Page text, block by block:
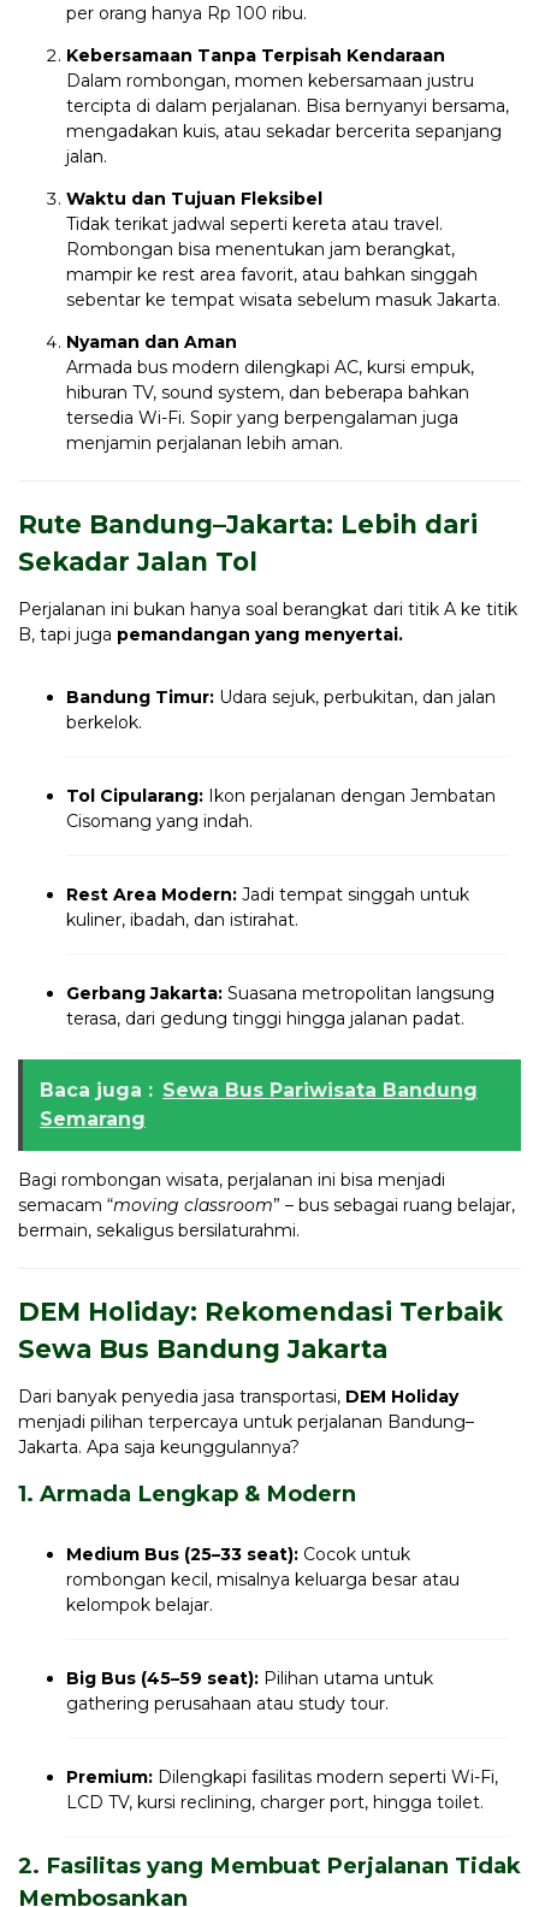
per orang hanya Rp 100 ribu.
Kebersamaan Tanpa Terpisah Kendaraan
Dalam rombongan, momen kebersamaan justru
tercipta di dalam perjalanan. Bisa bernyanyi bersama,
mengadakan kuis, atau sekadar bercerita sepanjang
jalan.
Waktu dan Tujuan Fleksibel
Tidak terikat jadwal seperti kereta atau travel.
Rombongan bisa menentukan jam berangkat,
mampir ke rest area favorit, atau bahkan singgah
sebentar ke tempat wisata sebelum masuk Jakarta.
Nyaman dan Aman
Armada bus modern dilengkapi AC, kursi empuk,
hiburan TV, sound system, dan beberapa bahkan
tersedia Wi-Fi. Sopir yang berpengalaman juga
menjamin perjalanan lebih aman.
Rute Bandung–Jakarta: Lebih dari
Sekadar Jalan Tol
Perjalanan ini bukan hanya soal berangkat dari titik A ke titik
B, tapi juga pemandangan yang menyertai.
Bandung Timur: Udara sejuk, perbukitan, dan jalan
berkelok.
Tol Cipularang: Ikon perjalanan dengan Jembatan
Cisomang yang indah.
Rest Area Modern: Jadi tempat singgah untuk
kuliner, ibadah, dan istirahat.
Gerbang Jakarta: Suasana metropolitan langsung
terasa, dari gedung tinggi hingga jalanan padat.
Baca juga : Sewa Bus Pariwisata Bandung
Semarang
Bagi rombongan wisata, perjalanan ini bisa menjadi
semacam “moving classroom” – bus sebagai ruang belajar,
bermain, sekaligus bersilaturahmi.
DEM Holiday: Rekomendasi Terbaik
Sewa Bus Bandung Jakarta
Dari banyak penyedia jasa transportasi, DEM Holiday
menjadi pilihan terpercaya untuk perjalanan Bandung–
Jakarta. Apa saja keunggulannya?
1. Armada Lengkap & Modern
Medium Bus (25–33 seat): Cocok untuk
rombongan kecil, misalnya keluarga besar atau
kelompok belajar.
Big Bus (45–59 seat): Pilihan utama untuk
gathering perusahaan atau study tour.
Premium: Dilengkapi fasilitas modern seperti Wi-Fi,
LCD TV, kursi reclining, charger port, hingga toilet.
2. Fasilitas yang Membuat Perjalanan Tidak
Membosankan